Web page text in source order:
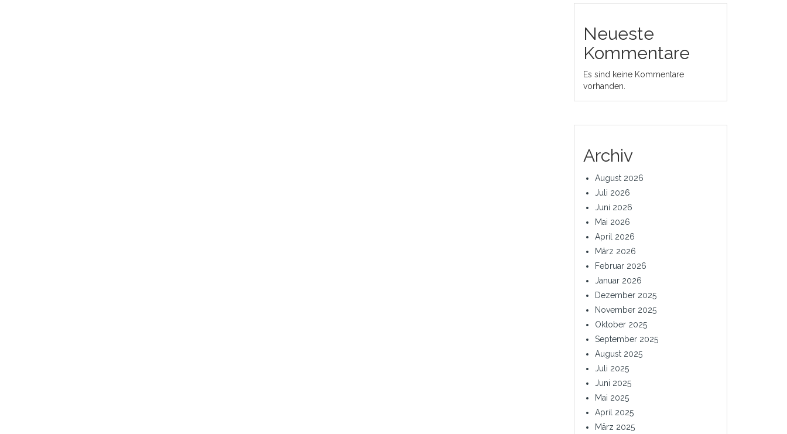
Neueste
Kommentare
Es sind keine Kommentare
vorhanden.
Archiv
August 2026
Juli 2026
Juni 2026
Mai 2026
April 2026
März 2026
Februar 2026
Januar 2026
Dezember 2025
November 2025
Oktober 2025
September 2025
August 2025
Juli 2025
Juni 2025
Mai 2025
April 2025
März 2025